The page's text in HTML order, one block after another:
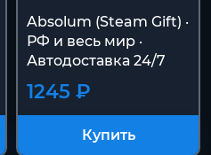
Absolum (Steam Gift) ·
РФ и весь мир ·
Автодоставка 24/7
1245 ₽
Купить